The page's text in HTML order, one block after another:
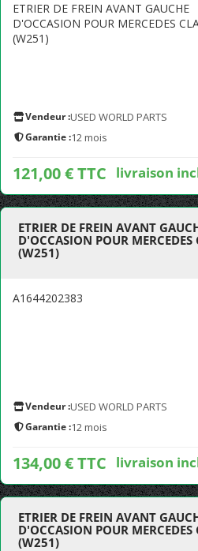
ETRIER DE FREIN AVANT GAUCHE
D'OCCASION POUR MERCEDES
(W251)
Vendeur :USED WORLD PARTS
Garantie :12 mois
121,00 € TTC livraison
ETRIER DE FREIN AVANT
D'OCCASION POUR MERCEDES
(W251)
A1644202383
Vendeur :USED WORLD PARTS
Garantie :12 mois
134,00 € TTC livraison
ETRIER DE FREIN AVANT
D'OCCASION POUR MERCEDES
(W251)